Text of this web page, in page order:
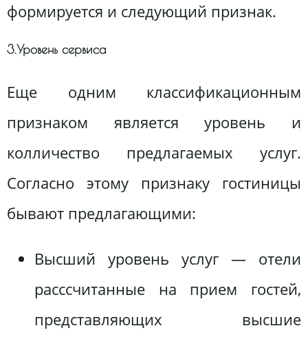
формируется и следующий признак.
3.Уровень сервиса
Еще одним классификационным
признаком является уровень и
колличество предлагаемых услуг.
Согласно этому признаку гостиницы
бывают предлагающими:
Высший уровень услуг — отели
расссчитанные на прием гостей,
представляющих высшие